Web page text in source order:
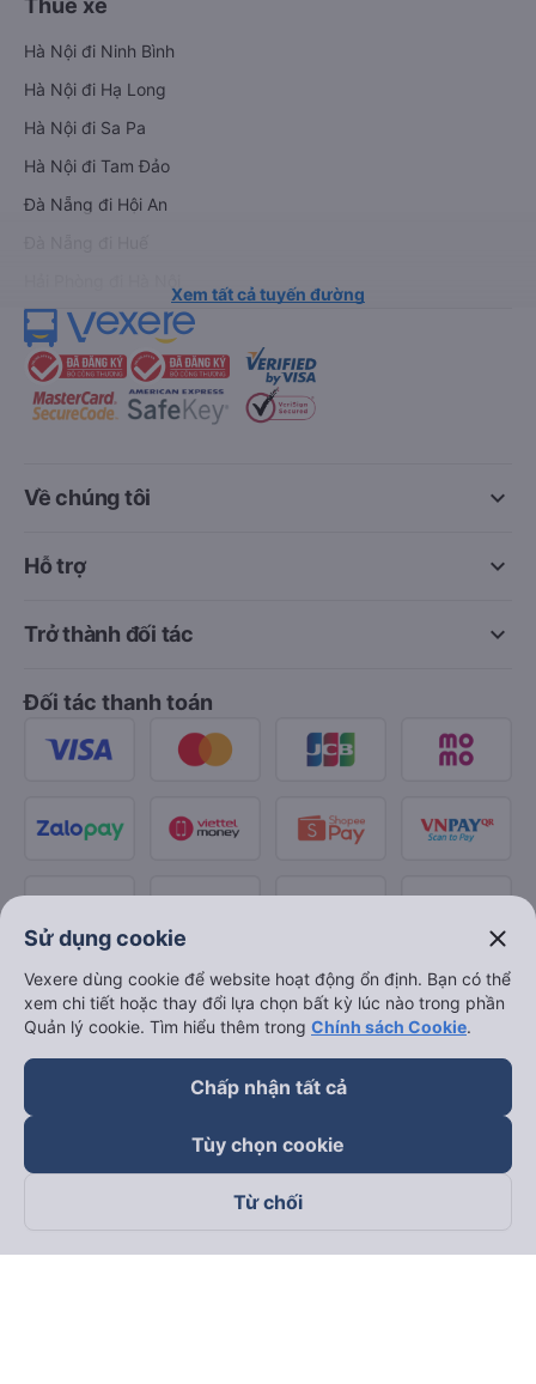
Thuê xe
Hà Nội đi Ninh Bình
Hà Nội đi Hạ Long
Hà Nội đi Sa Pa
Hà Nội đi Tam Đảo
Đà Nẵng đi Hội An
Xem tất cả tuyến đường
keyboard_arrow_down
Về chúng tôi
keyboard_arrow_down
Hỗ trợ
keyboard_arrow_down
Trở thành đối tác
Đối tác thanh toán
Theo dõi chúng tôi trên
Sử dụng cookie close
Vexere dùng cookie để website hoạt động ổn định. Bạn có thể
xem chi tiết hoặc thay đổi lựa chọn bất kỳ lúc nào trong phần
Quản lý cookie. Tìm hiểu thêm trong Chính sách Cookie.
Chấp nhận tất cả
Tùy chọn cookie
Từ chối